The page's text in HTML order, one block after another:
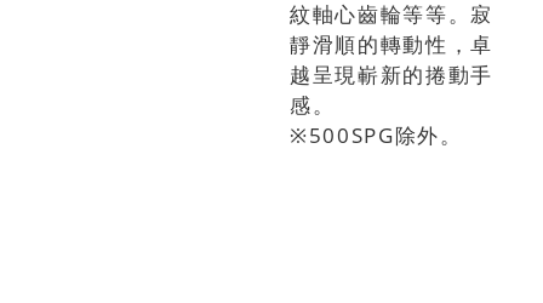
紋軸心齒輪等等。寂
靜滑順的轉動性，卓
越呈現嶄新的捲動手
感。
※500SPG除外。